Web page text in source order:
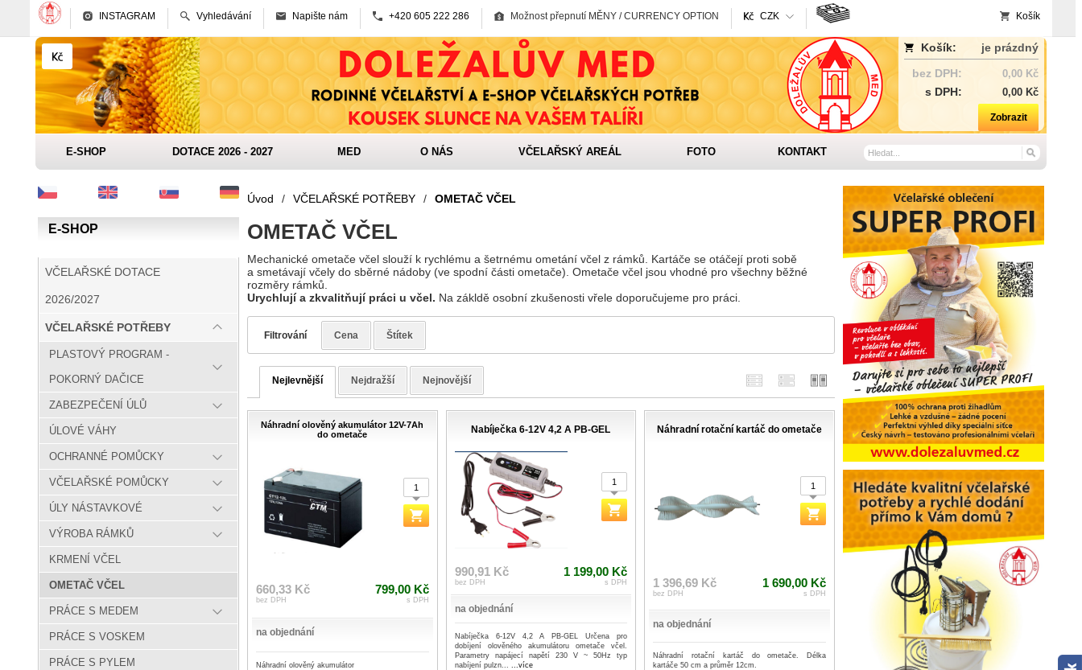
INSTAGRAM Vyhledávání Napište nám +420 605 222 286 Možnost přepnutí MĚNY / CURRENCY OPTION CZK Košík
Košík:
je prázdný
bez DPH:
0,00 Kč
s DPH: 0,00 Kč
Zobrazit
E-SHOP DOTACE 2026 - 2027 MED O NÁS VČELAŘSKÝ AREÁL FOTO KONTAKT
E-SHOP
VČELAŘSKÉ DOTACE
2026/2027
VČELAŘSKÉ POTŘEBY
PLASTOVÝ PROGRAM -
POKORNÝ DAČICE
ZABEZPEČENÍ ÚLŮ
ÚLOVÉ VÁHY
OCHRANNÉ POMŮCKY
VČELAŘSKÉ POMŮCKY
ÚLY NÁSTAVKOVÉ
VÝROBA RÁMKŮ
KRMENÍ VČEL
OMETAČ VČEL
PRÁCE S MEDEM
PRÁCE S VOSKEM
PRÁCE S PYLEM
Úvod / VČELAŘSKÉ POTŘEBY / OMETAČ VČEL
OMETAČ VČEL
Mechanické ometače včel slouží k rychlému a šetrnému ometání včel z rámků. Kartáče se otáčejí proti sobě
a smetávají včely do sběrné nádoby (ve spodní části ometače). Ometače včel jsou vhodné pro všechny běžné
rozměry rámků.
Urychlují a zkvalitňují práci u včel. Na zákldě osobní zkušenosti vřele doporučujeme pro práci.
Filtrování Cena Štítek
Nejlevnější Nejdražší Nejnovější
Náhradní olověný akumulátor 12V-7Ah
do ometače
660,33 Kč
bez DPH
799,00 Kč
s DPH
na objednání
Náhradní olověný akumulátor
Nabíječka 6-12V 4,2 A PB-GEL
990,91 Kč
bez DPH
1 199,00 Kč
s DPH
na objednání
Nabíječka 6-12V 4,2 A PB-GEL Určena pro
dobíjení olověného akumulátoru ometače včel.
Parametry napájecí napětí 230 V ~ 50Hz typ
nabíjení pulzn... ...více
Náhradní rotační kartáč do ometače
1 396,69 Kč
bez DPH
1 690,00 Kč
s DPH
na objednání
Náhradní rotační kartáč do ometače. Délka
kartáče 50 cm a průměr 12cm.